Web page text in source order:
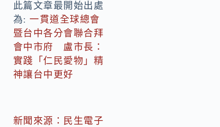
此篇文章最開始出處
為:一貫道全球總會
暨台中各分會聯合拜
會中市府 盧市長：
實踐「仁民愛物」精
神讓台中更好
新聞來源：民生電子